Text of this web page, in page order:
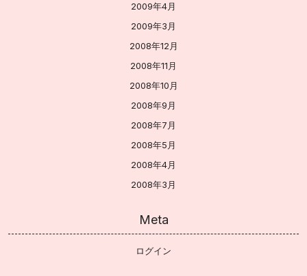
2009年4月
2009年3月
2008年12月
2008年11月
2008年10月
2008年9月
2008年7月
2008年5月
2008年4月
2008年3月
Meta
ログイン